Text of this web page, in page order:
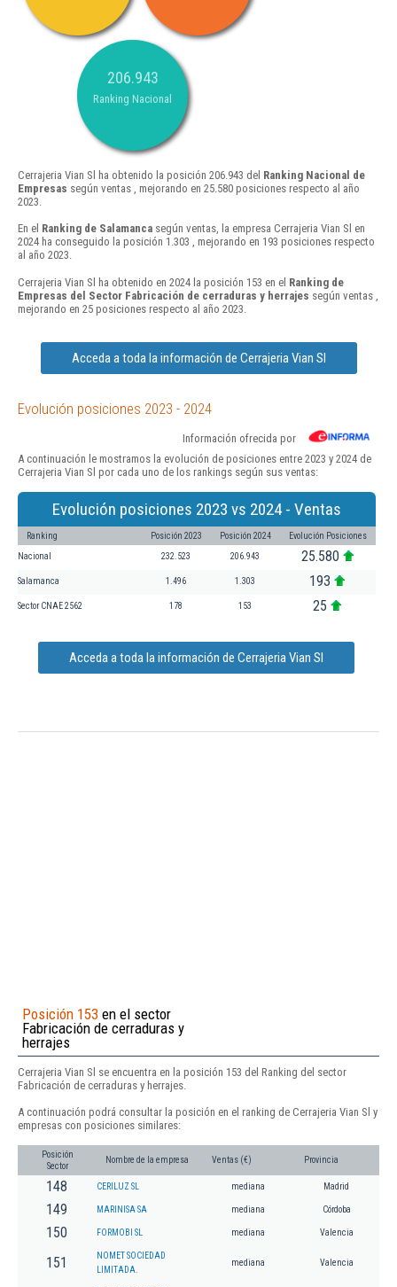
206.943
Ranking Nacional
Cerrajeria Vian Sl ha obtenido la posición 206.943 del Ranking Nacional de
Empresas según ventas , mejorando en 25.580 posiciones respecto al año
2023.
En el Ranking de Salamanca según ventas, la empresa Cerrajeria Vian Sl en
2024 ha conseguido la posición 1.303 , mejorando en 193 posiciones respecto
al año 2023.
Cerrajeria Vian Sl ha obtenido en 2024 la posición 153 en el Ranking de
Empresas del Sector Fabricación de cerraduras y herrajes según ventas ,
mejorando en 25 posiciones respecto al año 2023.
Acceda a toda la información de Cerrajeria Vian Sl
Evolución posiciones 2023 - 2024
Información ofrecida por
A continuación le mostramos la evolución de posiciones entre 2023 y 2024 de
Cerrajeria Vian Sl por cada uno de los rankings según sus ventas:
Evolución posiciones 2023 vs 2024 - Ventas
Ranking Posición 2023 Posición 2024 Evolución Posiciones
Nacional 232.523 206.943 25.580
Salamanca 1.496 1.303 193
Sector CNAE 2562 178 153 25
Acceda a toda la información de Cerrajeria Vian Sl
Posición 153 en el sector
Fabricación de cerraduras y
herrajes
Cerrajeria Vian Sl se encuentra en la posición 153 del Ranking del sector
Fabricación de cerraduras y herrajes.
A continuación podrá consultar la posición en el ranking de Cerrajeria Vian Sl y
empresas con posiciones similares:
Posición
Sector
Nombre de la empresa Ventas (€) Provincia
148 CERILUZ SL mediana Madrid
149 MARINISA SA mediana Córdoba
150 FORMOBI SL mediana Valencia
151
NOMET SOCIEDAD
LIMITADA.
mediana Valencia